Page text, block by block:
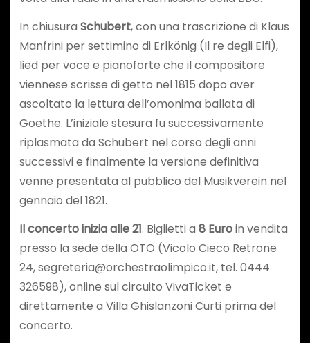
In chiusura Schubert, con una trascrizione di Klaus
Manfrini per settimino di Erlkönig (Il re degli Elfi),
lied per voce e pianoforte che il compositore
viennese scrisse di getto nel 1815 dopo aver
ascoltato la lettura dell’omonima ballata di
Goethe. L’iniziale stesura fu successivamente
riplasmata da Schubert nel corso degli anni
successivi e finalmente la versione definitiva
venne presentata al pubblico del Musikverein nel
gennaio del 1821.
Il concerto inizia alle 21. Biglietti a 8 Euroin vendita
presso la sede della OTO (Vicolo Cieco Retrone
24, segreteria@orchestraolimpico.it, tel. 0444
326598), online sul circuito VivaTicket e
direttamente a Villa Ghislanzoni Curti prima del
concerto.